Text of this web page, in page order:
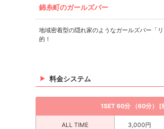
錦糸町のガールズバー
地域密着型の隠れ家のようなガールズバー「
的！
料金システム
1SET 60分 （60分） [
ALL TIME 3,000円